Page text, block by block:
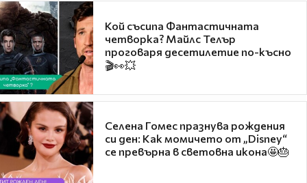
Кой съсипа Фантастичната
четворка? Майлс Телър
проговаря десетилетие по-късно
🎬👀💥
Селена Гомес празнува рождения
си ден: Как момичето от „Disney“
се превърна в световна икона🤩🎂